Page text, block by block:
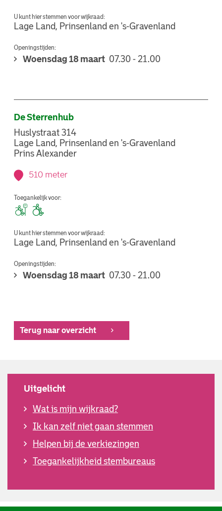
U kunt hier stemmen voor wijkraad:
Lage Land, Prinsenland en 's-Gravenland
Openingstijden:
Woensdag 18 maart 07.30 - 21.00
De Sterrenhub
Huslystraat 314
Lage Land, Prinsenland en 's-Gravenland
Prins Alexander
510 meter
Toegankelijk voor:
U kunt hier stemmen voor wijkraad:
Lage Land, Prinsenland en 's-Gravenland
Openingstijden:
Woensdag 18 maart 07.30 - 21.00
Terug naar overzicht
Uitgelicht
Wat is mijn wijkraad?
Ik kan zelf niet gaan stemmen
Helpen bij de verkiezingen
Toegankelijkheid stembureaus